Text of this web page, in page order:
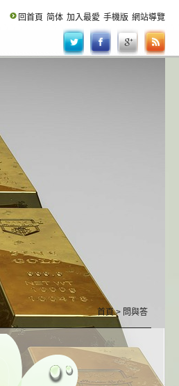
回首頁 简体 加入最愛 手機版 網站導覽
首頁> 問與答